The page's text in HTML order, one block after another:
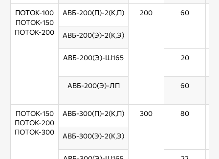
ПОТОК-100
ПОТОК-150
ПОТОК-200
АВБ-200(П)-2(К,П) 200 60
АВБ-200(Э)-2(К,Э)
АВБ-200(Э)-Ш165 20
АВБ-200(Э)-ЛП 60
ПОТОК-150
ПОТОК-200
ПОТОК-300
АВБ-300(П)-2(К,П) 300 80
АВБ-300(Э)-2(К,Э)